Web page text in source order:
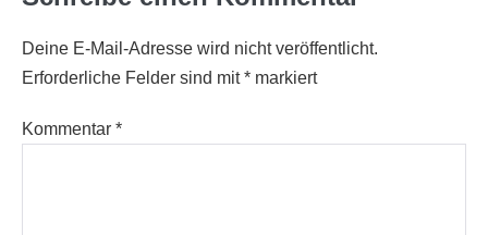
Deine E-Mail-Adresse wird nicht veröffentlicht.
Erforderliche Felder sind mit* markiert
Kommentar *